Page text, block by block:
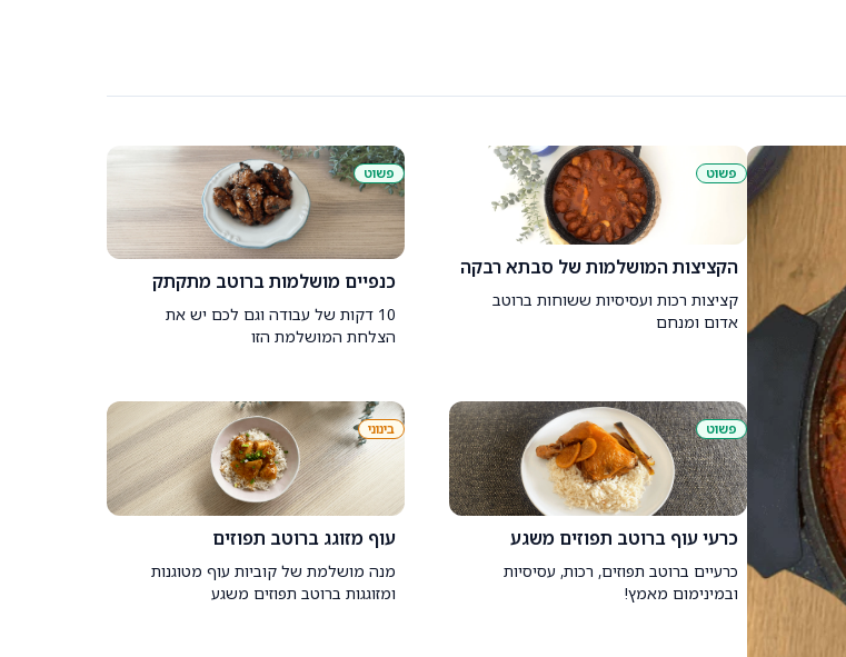
פשוט
הקציצות המושלמות של סבתא רבקה
קציצות רכות ועסיסיות ששוחות ברוטב
אדום ומנחם
פשוט
כנפיים מושלמות ברוטב מתקתק
10 דקות של עבודה וגם לכם יש את
הצלחת המושלמת הזו
פשוט
כרעי עוף ברוטב תפוזים משגע
כרעיים ברוטב תפוזים, רכות, עסיסיות
ובמינימום מאמץ!
בינוני
עוף מזוגג ברוטב תפוזים
מנה מושלמת של קוביות עוף מטוגנות
ומזוגגות ברוטב תפוזים משגע